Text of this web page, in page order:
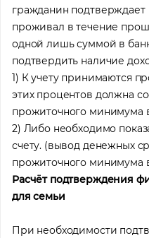
гражданин подтверждает
проживал в течение
одной лишь суммой в
подтвердить наличие
1) К учету принимаются
этих процентов должна
прожиточного минимума
2) Либо необходимо
счету. (вывод денежных
прожиточного минимума
Расчёт подтверждения
для семьи
При необходимости
Местоположение